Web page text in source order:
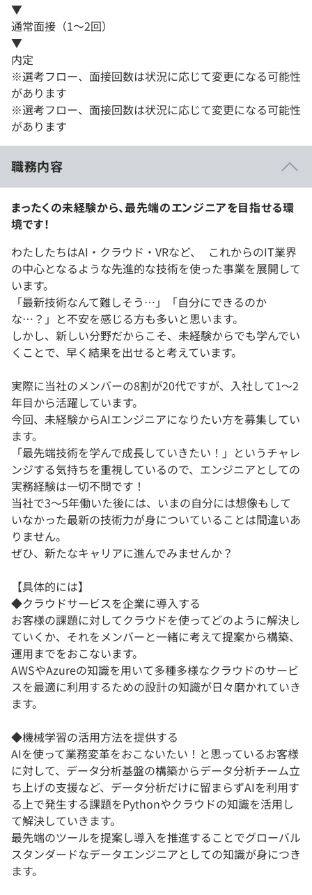
▼
通常面接（1～2回）
▼
内定
※選考フロー、面接回数は状況に応じて変更になる可能性
があります
※選考フロー、面接回数は状況に応じて変更になる可能性
があります
職務内容
まったくの未経験から、最先端のエンジニアを目指せる環
境です！
わたしたちはAI・クラウド・VRなど、 これからのIT業界
の中心となるような先進的な技術を使った事業を展開して
います。
「最新技術なんて難しそう…」「自分にできるのか
な…？」と不安を感じる方も多いと思います。
しかし、新しい分野だからこそ、未経験からでも学んでい
くことで、早く結果を出せると考えています。
実際に当社のメンバーの8割が20代ですが、入社して1〜2
年目から活躍しています。
今回、未経験からAIエンジニアになりたい方を募集してい
ます。
「最先端技術を学んで成長していきたい！」というチャレ
ンジする気持ちを重視しているので、エンジニアとしての
実務経験は一切不問です！
当社で3〜5年働いた後には、いまの自分には想像もして
いなかった最新の技術力が身についていることは間違いあ
りません。
ぜひ、新たなキャリアに進んでみませんか？
【具体的には】
◆クラウドサービスを企業に導入する
お客様の課題に対してクラウドを使ってどのように解決し
ていくか、それをメンバーと一緒に考えて提案から構築、
運用までをおこないます。
AWSやAzureの知識を用いて多種多様なクラウドのサービ
スを最適に利用するための設計の知識が日々磨かれていき
ます。
◆機械学習の活用方法を提供する
AIを使って業務変革をおこないたい！と思っているお客様
に対して、データ分析基盤の構築からデータ分析チーム立
ち上げの支援など、データ分析だけに留まらずAIを利用す
る上で発生する課題をPythonやクラウドの知識を活用し
て解決していきます。
最先端のツールを提案し導入を推進することでグローバル
スタンダードなデータエンジニアとしての知識が身につき
ます。